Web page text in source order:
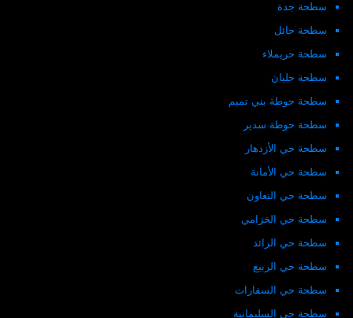
سطحة جدة
سطحة حائل
سطحة حريملاء
سطحة حلبان
سطحة حوطة بني تميم
سطحة حوطة سدير
سطحة حي الأزدهار
سطحة حي الأمانة
سطحة حي التعاون
سطحة حي الخزامي
سطحة حي الرائد
سطحة حي الربيع
سطحة حي السفارات
سطحة حي السليمانية